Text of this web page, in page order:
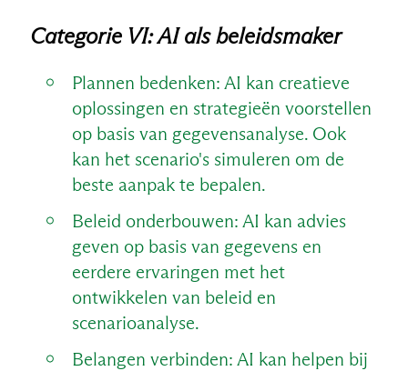
Categorie VI: AI als beleidsmaker
Plannen bedenken: AI kan creatieve
oplossingen en strategieën voorstellen
op basis van gegevensanalyse. Ook
kan het scenario's simuleren om de
beste aanpak te bepalen.
Beleid onderbouwen: AI kan advies
geven op basis van gegevens en
eerdere ervaringen met het
ontwikkelen van beleid en
scenarioanalyse.
Belangen verbinden: AI kan helpen bij